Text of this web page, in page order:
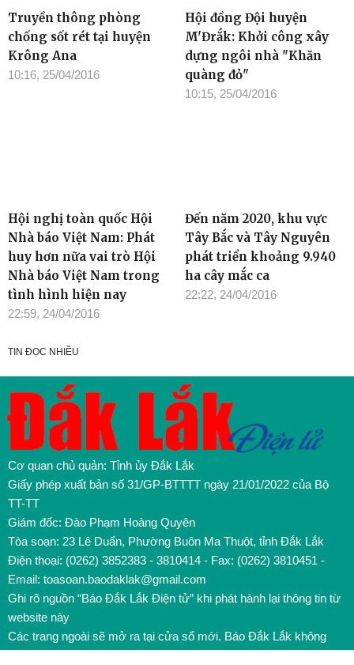
Truyền thông phòng
chống sốt rét tại huyện
Krông Ana
10:16, 25/04/2016
Hội đồng Đội huyện
M'Đrắk: Khởi công xây
dựng ngôi nhà "Khăn
quàng đỏ"
10:15, 25/04/2016
Hội nghị toàn quốc Hội
Nhà báo Việt Nam: Phát
huy hơn nữa vai trò Hội
Nhà báo Việt Nam trong
tình hình hiện nay
22:59, 24/04/2016
Đến năm 2020, khu vực
Tây Bắc và Tây Nguyên
phát triển khoảng 9.940
ha cây mắc ca
22:22, 24/04/2016
TIN ĐỌC NHIỀU
Cơ quan chủ quản: Tỉnh ủy Đắk Lắk
Giấy phép xuất bản số 31/GP-BTTTT ngày 21/01/2022 của Bộ
TT-TT
Giám đốc: Đào Phạm Hoàng Quyên
Tòa soạn: 23 Lê Duẩn, Phường Buôn Ma Thuột, tỉnh Đắk Lắk
Điện thoại: (0262) 3852383 - 3810414 - Fax: (0262) 3810451 -
Email: toasoan.baodaklak@gmail.com
Ghi rõ nguồn “Báo Đắk Lắk Điện tử” khi phát hành lại thông tin từ
website này
Các trang ngoài sẽ mở ra tại cửa sổ mới. Báo Đắk Lắk không